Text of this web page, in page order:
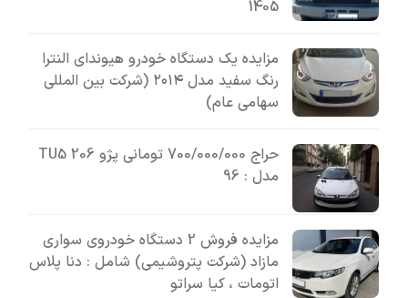
1405
مزایده یک دستگاه خودرو هیوندای النترا
رنگ سفید مدل ۲۰۱۴ (شرکت بین المللی
سهامی عام)
حراج 700/000/000 تومانی پژو 206 TU5
مدل : 96
مزایده فروش 2 دستگاه خودروی سواری
مازاد (شرکت پتروشیمی) شامل : دنا پلاس
اتومات ، کیا سراتو